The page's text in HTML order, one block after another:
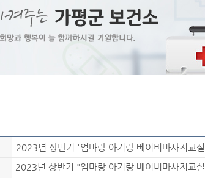
2023년 상반기 '엄마랑 아기랑 베이비마사지교
2023년 상반기 "엄마랑 아기랑 베이비마사지교